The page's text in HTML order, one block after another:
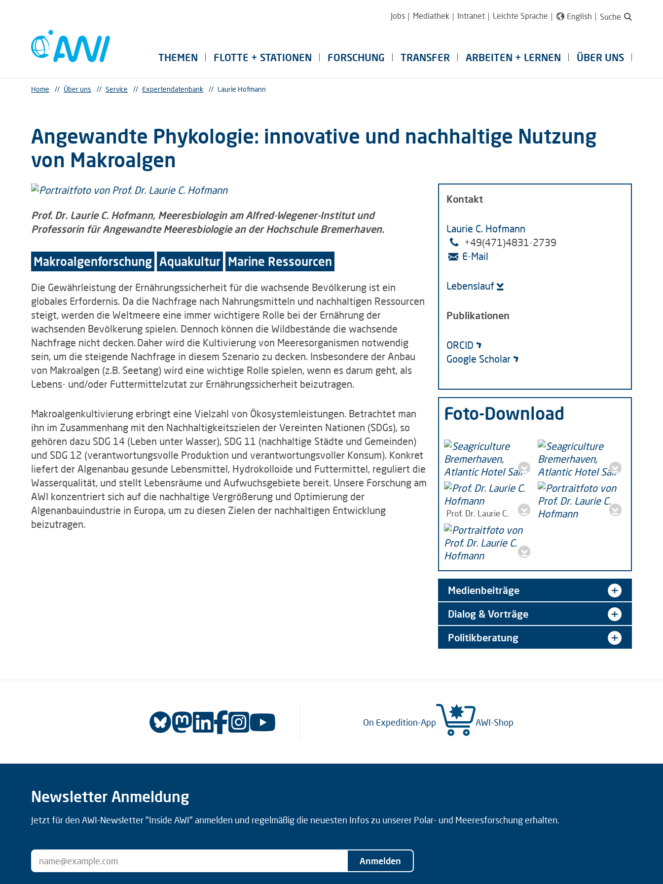
Jobs Mediathek Intranet Leichte Sprache English Suche
THEMEN FLOTTE + STATIONEN FORSCHUNG TRANSFER ARBEITEN + LERNEN ÜBER UNS
Home // Über uns // Service // Expertendatenbank // Laurie Hofmann
Angewandte Phykologie: innovative und nachhaltige Nutzung
von Makroalgen
Prof. Dr. Laurie C. Hofmann, Meeresbiologin am Alfred-Wegener-Institut und
Professorin für Angewandte Meeresbiologie an der Hochschule Bremerhaven.
Makroalgenforschung Aquakultur Marine Ressourcen
Die Gewährleistung der Ernährungssicherheit für die wachsende Bevölkerung ist ein
globales Erfordernis. Da die Nachfrage nach Nahrungsmitteln und nachhaltigen Ressourcen
steigt, werden die Weltmeere eine immer wichtigere Rolle bei der Ernährung der
wachsenden Bevölkerung spielen. Dennoch können die Wildbestände die wachsende
Nachfrage nicht decken. Daher wird die Kultivierung von Meeresorganismen notwendig
sein, um die steigende Nachfrage in diesem Szenario zu decken. Insbesondere der Anbau
von Makroalgen (z.B. Seetang) wird eine wichtige Rolle spielen, wenn es darum geht, als
Lebens- und/oder Futtermittelzutat zur Ernährungssicherheit beizutragen.
Makroalgenkultivierung erbringt eine Vielzahl von Ökosystemleistungen. Betrachtet man
ihn im Zusammenhang mit den Nachhaltigkeitszielen der Vereinten Nationen (SDGs), so
gehören dazu SDG 14 (Leben unter Wasser), SDG 11 (nachhaltige Städte und Gemeinden)
und SDG 12 (verantwortungsvolle Produktion und verantwortungsvoller Konsum). Konkret
liefert der Algenanbau gesunde Lebensmittel, Hydrokolloide und Futtermittel, reguliert die
Wasserqualität, und stellt Lebensräume und Aufwuchsgebiete bereit. Unsere Forschung am
AWI konzentriert sich auf die nachhaltige Vergrößerung und Optimierung der
Algenanbauindustrie in Europa, um zu diesen Zielen der nachhaltigen Entwicklung
beizutragen.
Kontakt
Laurie C. Hofmann
+49(471)4831-2739
E-Mail
Lebenslauf
Publikationen
ORCID
Google Scholar
Foto-Download
Seagriculture 2022
Bremerhaven. Foto:
Antje,jpg | 283 KB
Seagriculture 2022
Bremerhaven. Foto:
Antje,jpg | 260 KB
Prof. Dr. Laurie C.
Hofmann
Portrait Prof. Dr. Laurie
C. Hofmannjpg | 2 MB
Medienbeiträge
Dialog & Vorträge
Politikberatung
On Expedition-App AWI-Shop
Newsletter Anmeldung
Jetzt für den AWI-Newsletter "Inside AWI" anmelden und regelmäßig die neuesten Infos zu unserer Polar- und Meeresforschung erhalten.
Anmelden